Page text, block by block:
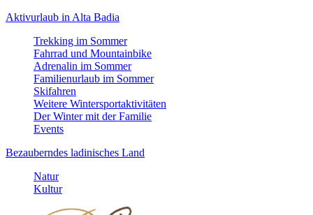
Aktivurlaub in Alta Badia
Trekking im Sommer
Fahrrad und Mountainbike
Adrenalin im Sommer
Familienurlaub im Sommer
Skifahren
Weitere Wintersportaktivitäten
Der Winter mit der Familie
Events
Bezauberndes ladinisches Land
Natur
Kultur